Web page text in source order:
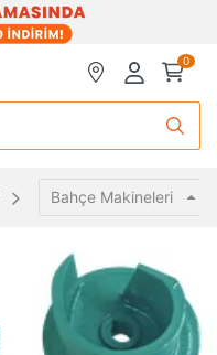
0
Bahçe Makineleri